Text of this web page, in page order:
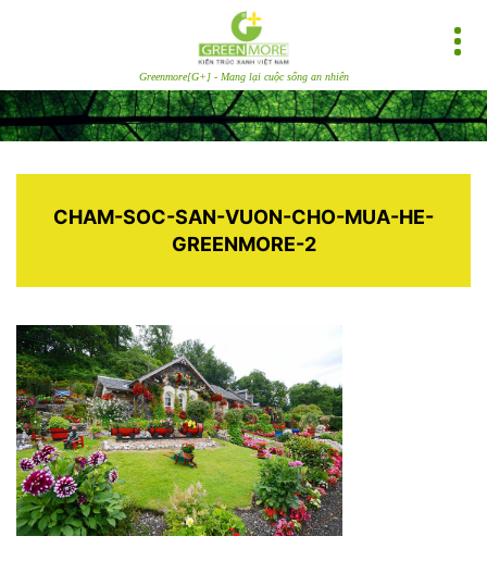
Greenmore[G+] - Mang lại cuộc sống an nhiên
CHAM-SOC-SAN-VUON-CHO-MUA-HE-
GREENMORE-2